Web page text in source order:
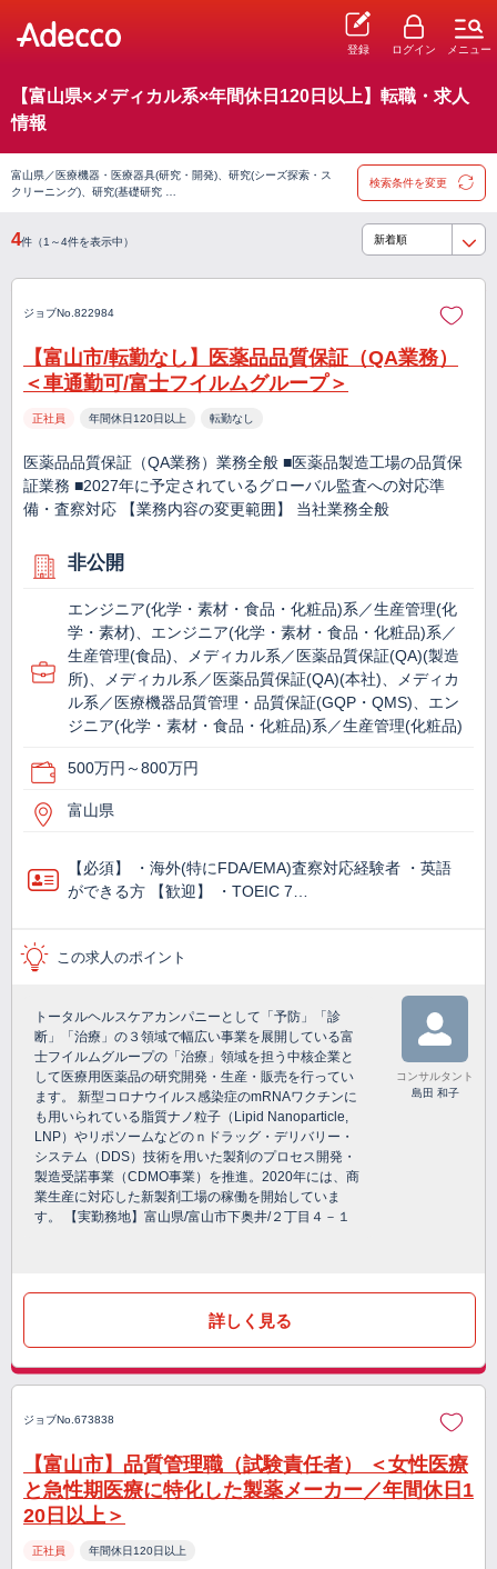
登録 ログイン メニュー
【富山県×メディカル系×年間休日120日以上】転職・求人
情報
富山県／医療機器・医療器具(研究・開発)、研究(シーズ探索・ス
クリーニング)、研究(基礎研究 …
検索条件を変更
4件（1～4件を表示中）
ジョブNo.822984
【富山市/転勤なし】医薬品品質保証（QA業務）
＜車通勤可/富士フイルムグループ＞
正社員 年間休日120日以上 転勤なし
医薬品品質保証（QA業務）業務全般 ■医薬品製造工場の品質保
証業務 ■2027年に予定されているグローバル監査への対応準
備・査察対応 【業務内容の変更範囲】 当社業務全般
非公開
エンジニア(化学・素材・食品・化粧品)系／生産管理(化
学・素材)、エンジニア(化学・素材・食品・化粧品)系／
生産管理(食品)、メディカル系／医薬品質保証(QA)(製造
所)、メディカル系／医薬品質保証(QA)(本社)、メディカ
ル系／医療機器品質管理・品質保証(GQP・QMS)、エン
ジニア(化学・素材・食品・化粧品)系／生産管理(化粧品)
500万円～800万円
富山県
【必須】 ・海外(特にFDA/EMA)査察対応経験者 ・英語
ができる方 【歓迎】 ・TOEIC 7…
この求人のポイント
トータルヘルスケアカンパニーとして「予防」「診
断」「治療」の３領域で幅広い事業を展開している富
士フイルムグループの「治療」領域を担う中核企業と
して医療用医薬品の研究開発・生産・販売を行ってい
ます。 新型コロナウイルス感染症のmRNAワクチンに
も用いられている脂質ナノ粒子（Lipid Nanoparticle,
LNP）やリポソームなどのｎドラッグ・デリバリー・
システム（DDS）技術を用いた製剤のプロセス開発・
製造受諾事業（CDMO事業）を推進。2020年には、商
業生産に対応した新製剤工場の稼働を開始していま
す。 【実勤務地】富山県/富山市下奥井/２丁目４－１
コンサルタント
島田 和子
詳しく見る
ジョブNo.673838
【富山市】品質管理職（試験責任者） ＜女性医療
と急性期医療に特化した製薬メーカー／年間休日1
20日以上＞
正社員 年間休日120日以上